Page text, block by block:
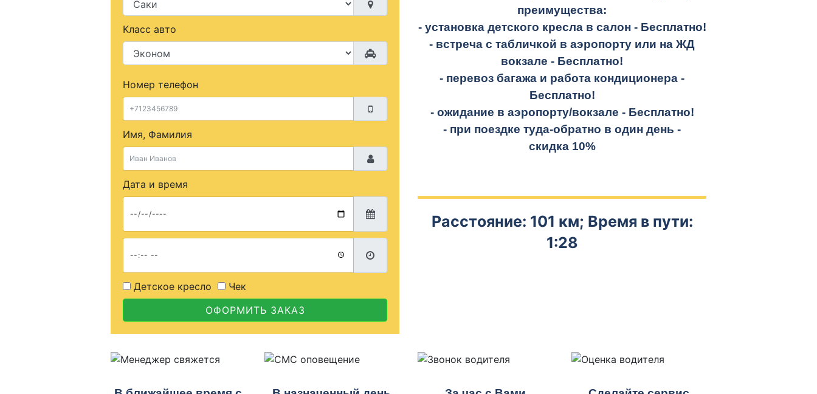
Класс авто
Номер телефон
Имя, Фамилия
Дата и время
Детское кресло
Чек
ОФОРМИТЬ ЗАКАЗ
преимущества:
- установка детского кресла в салон - Бесплатно!
- встреча с табличкой в аэропорту или на ЖД
вокзале - Бесплатно!
- перевоз багажа и работа кондиционера -
Бесплатно!
- ожидание в аэропорту/вокзале - Бесплатно!
- при поездке туда-обратно в один день -
скидка 10%
Расстояние: 101 км; Время в пути:
1:28